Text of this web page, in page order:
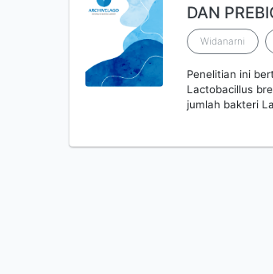
DAN
Widanarni
Penelitian ini
Lactobacillus
jumlah bakteri